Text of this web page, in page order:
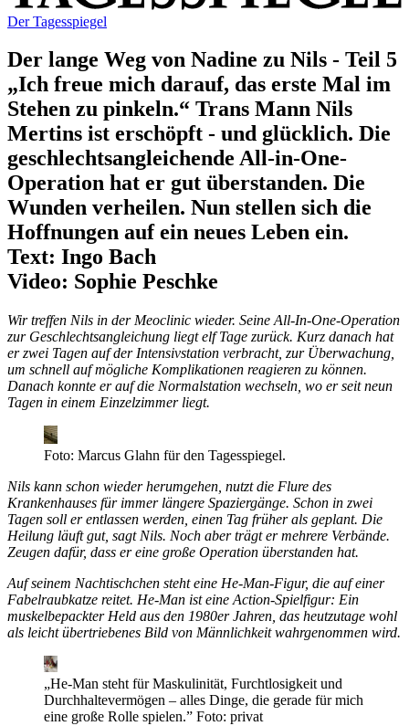
Der Tagesspiegel
Der lange Weg von Nadine zu Nils - Teil 5
„Ich freue mich darauf, das erste Mal im
Stehen zu pinkeln.“ Trans Mann Nils
Mertins ist erschöpft - und glücklich. Die
geschlechtsangleichende All-in-One-
Operation hat er gut überstanden. Die
Wunden verheilen. Nun stellen sich die
Hoffnungen auf ein neues Leben ein.
Text: Ingo Bach
Video: Sophie Peschke
Wir treffen Nils in der Meoclinic wieder. Seine All-In-One-Operation
zur Geschlechtsangleichung liegt elf Tage zurück. Kurz danach hat
er zwei Tagen auf der Intensivstation verbracht, zur Überwachung,
um schnell auf mögliche Komplikationen reagieren zu können.
Danach konnte er auf die Normalstation wechseln, wo er seit neun
Tagen in einem Einzelzimmer liegt.
Foto: Marcus Glahn für den Tagesspiegel.
Nils kann schon wieder herumgehen, nutzt die Flure des
Krankenhauses für immer längere Spaziergänge. Schon in zwei
Tagen soll er entlassen werden, einen Tag früher als geplant. Die
Heilung läuft gut, sagt Nils. Noch aber trägt er mehrere Verbände.
Zeugen dafür, dass er eine große Operation überstanden hat.
Auf seinem Nachtischchen steht eine He-Man-Figur, die auf einer
Fabelraubkatze reitet. He-Man ist eine Action-Spielfigur: Ein
muskelbepackter Held aus den 1980er Jahren, das heutzutage wohl
als leicht übertriebenes Bild von Männlichkeit wahrgenommen wird.
„He-Man steht für Maskulinität, Furchtlosigkeit und
Durchhaltevermögen – alles Dinge, die gerade für mich
eine große Rolle spielen.” Foto: privat